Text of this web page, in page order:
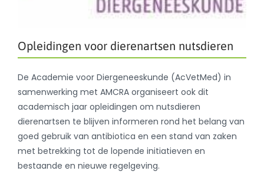
Opleidingen voor dierenartsen nutsdieren
De Academie voor Diergeneeskunde (AcVetMed) in
samenwerking met AMCRA organiseert ook dit
academisch jaar opleidingen om nutsdieren
dierenartsen te blijven informeren rond het belang van
goed gebruik van antibiotica en een stand van zaken
met betrekking tot de lopende initiatieven en
bestaande en nieuwe regelgeving.